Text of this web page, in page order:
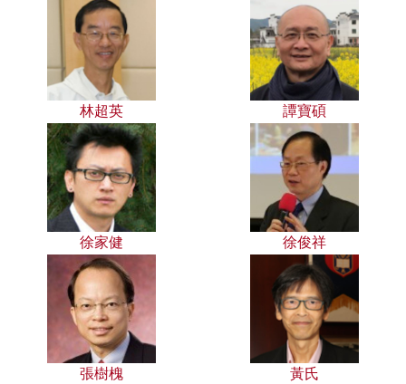
林超英 譚寶碩
徐家健 徐俊祥
張樹槐 黃氏